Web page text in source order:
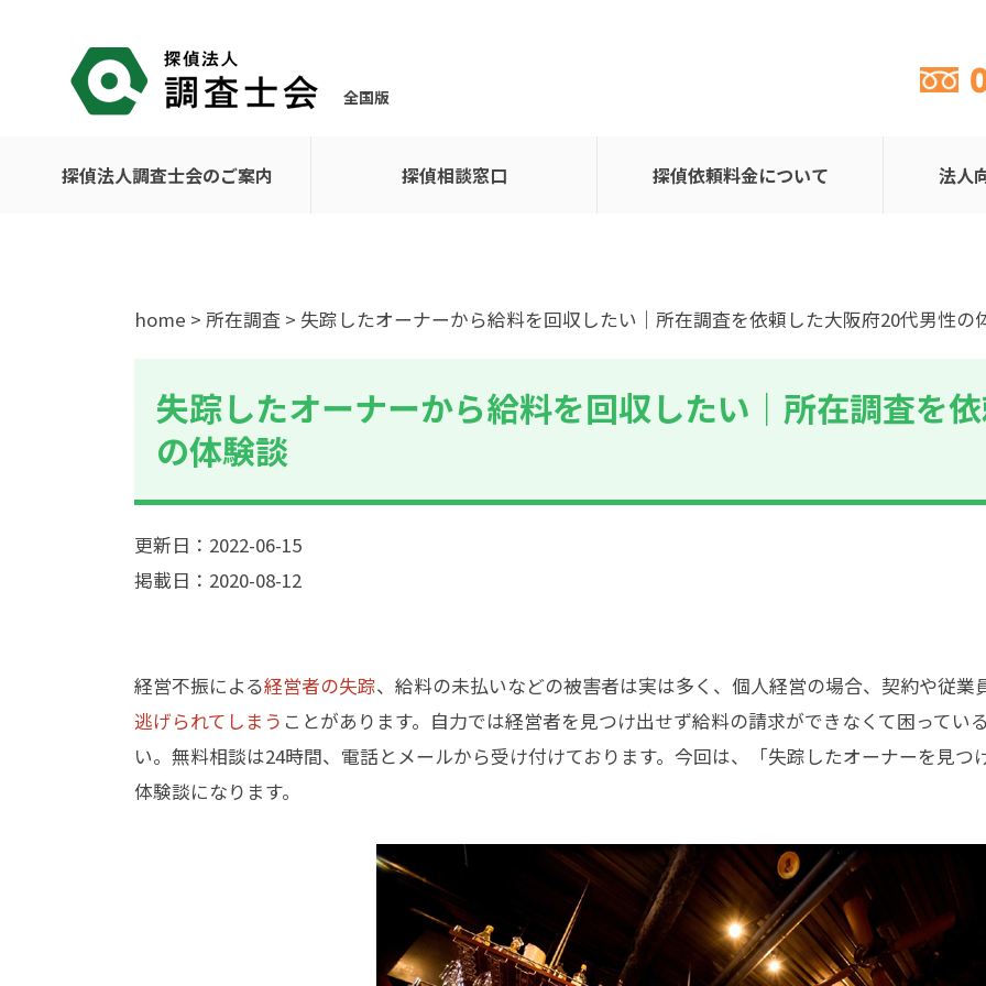
全国版
探偵法人調査士会のご案内 探偵相談窓口 探偵依頼料金について 法人
home > 所在調査 > 失踪したオーナーから給料を回収したい｜所在調査を依頼した大阪府20代男性の
失踪したオーナーから給料を回収したい｜所在調査を
の体験談
更新日：2022-06-15
掲載日：2020-08-12
経営不振による経営者の失踪、給料の未払いなどの被害者は実は多く、個人経営の場合、契約や従業
逃げられてしまう ことがあります。自力では経営者を見つけ出せず給料の請求ができなくて困ってい
い。無料相談は24時間、電話とメールから受け付けております。今回は、「失踪したオーナーを見
体験談になります。